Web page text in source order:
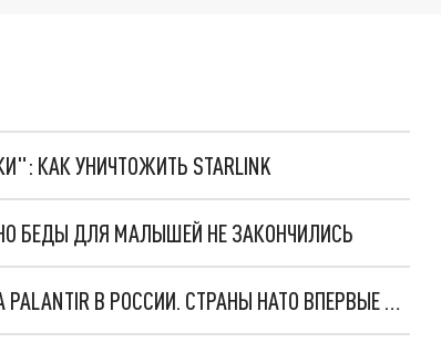
КАК УНИЧТОЖИТЬ STARLINK
БЕДЫ ДЛЯ МАЛЫШЕЙ НЕ ЗАКОНЧИЛИСЬ
"ОЧЕНЬ ПЛОХИЕ НОВОСТИ": БОЛЬШАЯ ОШИБКА PALANTIR В РОССИИ. СТРАНЫ НАТО ВПЕРВЫЕ ЗА СВО ОСТАНОВИЛИ ПОСТАВКИ ОРУЖИЯ. ВСУ ТЕРЯЮТ ПРИГРАНИЧЬЕ?